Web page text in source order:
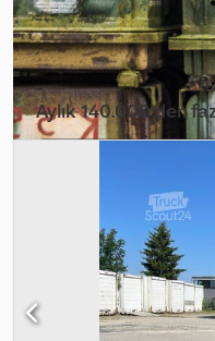
ödeme koşullarımız
teklifi hazırlamaktan
geçin!
Aylık 140.000'den